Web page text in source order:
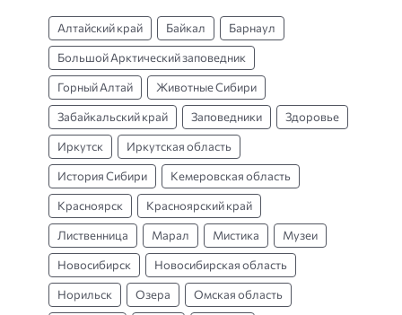
Алтайский край Байкал Барнаул
Большой Арктический заповедник
Горный Алтай Животные Сибири
Забайкальский край Заповедники Здоровье
Иркутск Иркутская область
История Сибири Кемеровская область
Красноярск Красноярский край
Лиственница Марал Мистика Музеи
Новосибирск Новосибирская область
Норильск Озера Омская область